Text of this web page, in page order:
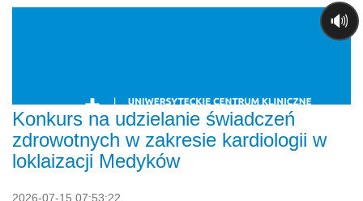
Konkurs na udzielanie świadczeń
zdrowotnych w zakresie kardiologii w
loklaizacji Medyków
2026-07-15 07:53:22
🔊